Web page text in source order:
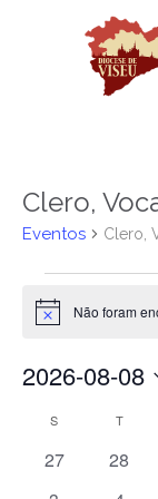
Clero,
Eventos Clero,
Eventos
Aviso Não foram
2026-08-08
Calendário
de
S SEGUNDA-FEIRA
T
0
27
0
28